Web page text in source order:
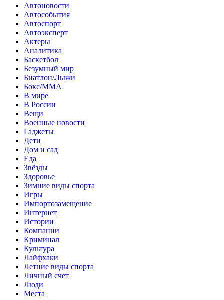
Автоновости
Автособытия
Автоспорт
Автоэксперт
Актеры
Аналитика
Баскетбол
Безумный мир
Биатлон/Лыжи
Бокс/MMA
В мире
В России
Вещи
Военные новости
Гаджеты
Дети
Дом и сад
Еда
Звёзды
Здоровье
Зимние виды спорта
Игры
Импортозамещение
Интернет
Истории
Компании
Криминал
Культура
Лайфхаки
Летние виды спорта
Личный счет
Люди
Места